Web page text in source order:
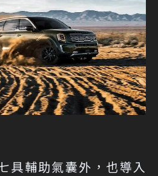
具輔助氣囊外，也導入